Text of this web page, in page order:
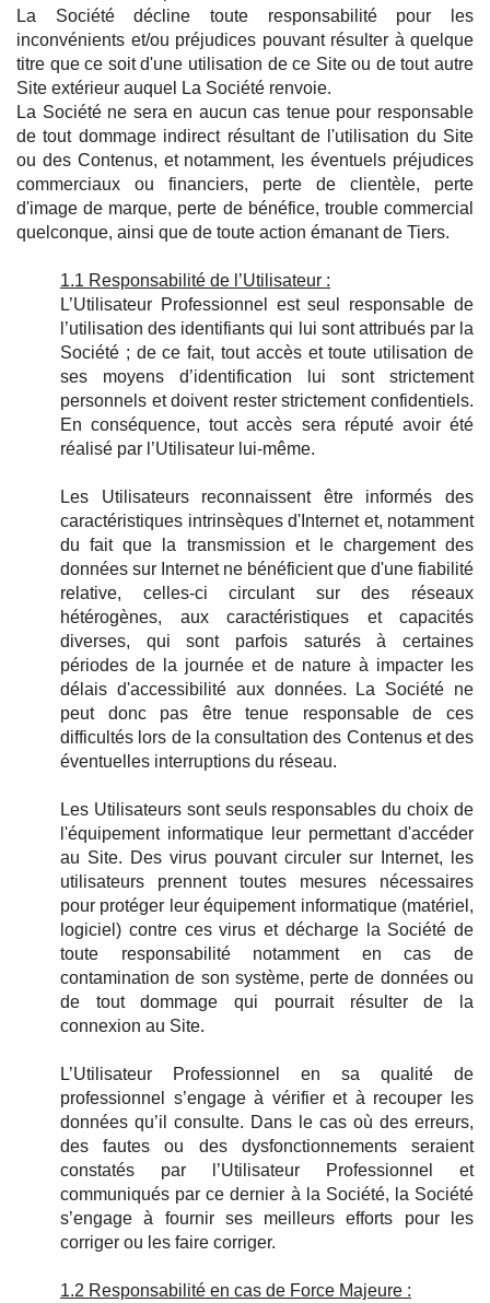
La Société décline toute responsabilité pour les
inconvénients et/ou préjudices pouvant résulter à quelque
titre que ce soit d'une utilisation de ce Site ou de tout autre
Site extérieur auquel La Société renvoie.
La Société ne sera en aucun cas tenue pour responsable
de tout dommage indirect résultant de l'utilisation du Site
ou des Contenus, et notamment, les éventuels préjudices
commerciaux ou financiers, perte de clientèle, perte
d'image de marque, perte de bénéfice, trouble commercial
quelconque, ainsi que de toute action émanant de Tiers.
1.1 Responsabilité de l’Utilisateur :
L’Utilisateur Professionnel est seul responsable de
l’utilisation des identifiants qui lui sont attribués par la
Société ; de ce fait, tout accès et toute utilisation de
ses moyens d’identification lui sont strictement
personnels et doivent rester strictement confidentiels.
En conséquence, tout accès sera réputé avoir été
réalisé par l’Utilisateur lui-même.
Les Utilisateurs reconnaissent être informés des
caractéristiques intrinsèques d'Internet et, notamment
du fait que la transmission et le chargement des
données sur Internet ne bénéficient que d'une fiabilité
relative, celles-ci circulant sur des réseaux
hétérogènes, aux caractéristiques et capacités
diverses, qui sont parfois saturés à certaines
périodes de la journée et de nature à impacter les
délais d'accessibilité aux données. La Société ne
peut donc pas être tenue responsable de ces
difficultés lors de la consultation des Contenus et des
éventuelles interruptions du réseau.
Les Utilisateurs sont seuls responsables du choix de
l'équipement informatique leur permettant d'accéder
au Site. Des virus pouvant circuler sur Internet, les
utilisateurs prennent toutes mesures nécessaires
pour protéger leur équipement informatique (matériel,
logiciel) contre ces virus et décharge la Société de
toute responsabilité notamment en cas de
contamination de son système, perte de données ou
de tout dommage qui pourrait résulter de la
connexion au Site.
L’Utilisateur Professionnel en sa qualité de
professionnel s’engage à vérifier et à recouper les
données qu’il consulte. Dans le cas où des erreurs,
des fautes ou des dysfonctionnements seraient
constatés par l’Utilisateur Professionnel et
communiqués par ce dernier à la Société, la Société
s’engage à fournir ses meilleurs efforts pour les
corriger ou les faire corriger.
1.2 Responsabilité en cas de Force Majeure :